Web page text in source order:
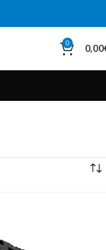
0 0,00